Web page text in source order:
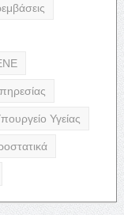
Υγείας